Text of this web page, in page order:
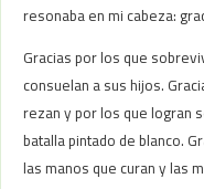
resonaba en mi cabeza:
Gracias por los que
consuelan a sus hijos.
rezan y por los que logran
batalla pintado de blanco.
las manos que curan y las